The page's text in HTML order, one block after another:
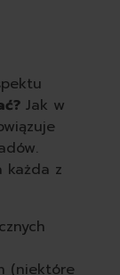
do prania
do prania
do zmywarki
naczyń
środki do
Jak w
każda z
(niektóre